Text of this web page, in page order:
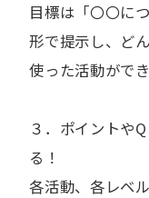
目標は「〇〇に
形で提示し、ど
使った活動がで
３．ポイントや
る！
各活動、各レベ